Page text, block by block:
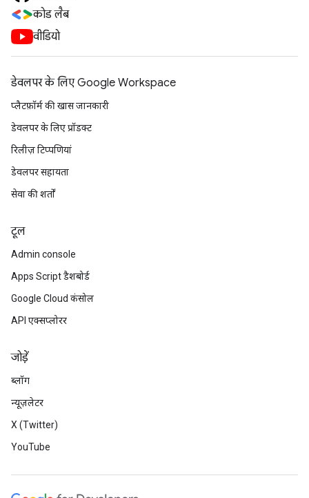
कोड लैब
वीडियो
डेवलपर के लिए Google Workspace
प्लैटफ़ॉर्म की खास जानकारी
डेवलपर के लिए प्रॉडक्ट
रिलीज़ टिप्पणियां
डेवलपर सहायता
सेवा की शर्तों
टूल
Admin console
Apps Script डैशबोर्ड
Google Cloud कंसोल
API एक्सप्लोरर
जोड़ें
ब्लॉग
न्यूज़लेटर
X (Twitter)
YouTube